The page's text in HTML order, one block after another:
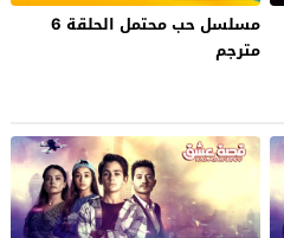
مسلسل حب محتمل الحلقة 6
مترجم